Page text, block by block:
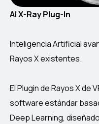
AI X-Ray Plug-In
Inteligencia Artificial
Rayos X existentes.
El Plugin de Rayos X de
software estándar
Deep Learning,